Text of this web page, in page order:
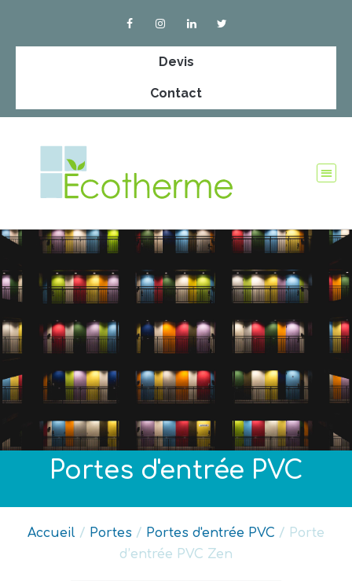
Devis
Contact
Portes d'entrée PVC
Accueil / Portes / Portes d'entrée PVC / Porte
d’entrée PVC Zen